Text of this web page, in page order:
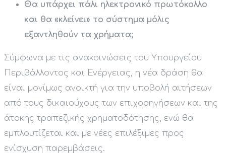
Θα υπάρχει πάλι ηλεκτρονικό πρωτόκολλο
και θα «κλείνει» το σύστημα μόλις
εξαντληθούν τα χρήματα;
Σύμφωνα με τις ανακοινώσεις του Υπουργείου
Περιβάλλοντος και Ενέργειας, η νέα δράση θα
είναι μονίμως ανοικτή για την υποβολή αιτήσεων
από τους δικαιούχους των επιχορηγήσεων και της
άτοκης τραπεζικής χρηματοδότησης, ενώ θα
εμπλουτίζεται και με νέες επιλέξιμες προς
ενίσχυση παρεμβάσεις.